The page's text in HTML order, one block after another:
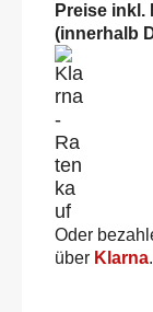
Preise inkl.
(innerhalb
Oder
über Klarna.